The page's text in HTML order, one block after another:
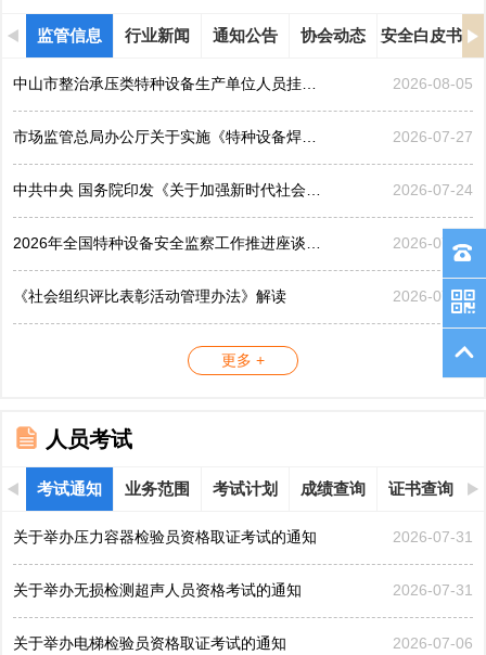
监管信息 行业新闻 通知公告 协会动态 安全白皮书
中山市整治承压类特种设备生产单位人员挂靠、临时凑岗、... 2026-08-05
市场监管总局办公厅关于实施《特种设备焊接操作人员考核... 2026-07-27
中共中央 国务院印发《关于加强新时代社会工作的意见》 2026-07-24
2026年全国特种设备安全监察工作推进座谈会在黑龙江哈... 2026-07-21
《社会组织评比表彰活动管理办法》解读 2026-07-17
更多 +
人员考试
考试通知 业务范围 考试计划 成绩查询 证书查询
关于举办压力容器检验员资格取证考试的通知 2026-07-31
关于举办无损检测超声人员资格考试的通知 2026-07-31
关于举办电梯检验员资格取证考试的通知 2026-07-06